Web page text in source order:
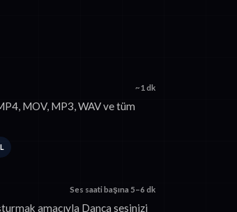
~1 dk
MOV, MP3, WAV ve tüm
Ses saati başına 5–6 dk
amacıyla Danca sesinizi